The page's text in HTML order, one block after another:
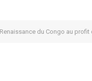
du Congo au profit